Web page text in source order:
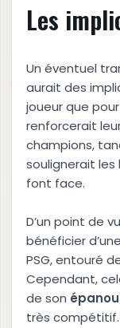
Les
Un éventuel
aurait des
joueur que
renforcerait
champions,
soulignerait les
font face.
D’un point de
bénéficier
PSG, entouré
Cependant,
de son épanou
très compétitif.